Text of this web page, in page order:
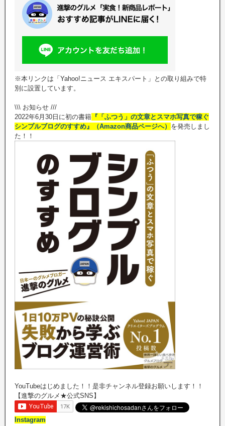
※本リンクは「Yahoo!ニュース エキスパート」との取り組みで特
別に設置しています。
\\\ お知らせ ///
2022年6月30日に初の書籍 『「ふつう」の文章とスマホ写真で稼ぐ
シンプルブログのすすめ』（Amazon商品ページへ） を発売しまし
た！！
YouTubeはじめました！！是非チャンネル登録お願いします！！
【進撃のグルメ★公式SNS】
Instagram